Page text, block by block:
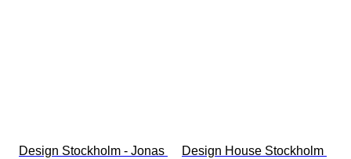
Design Stockholm - Jonas
Design House Stockholm